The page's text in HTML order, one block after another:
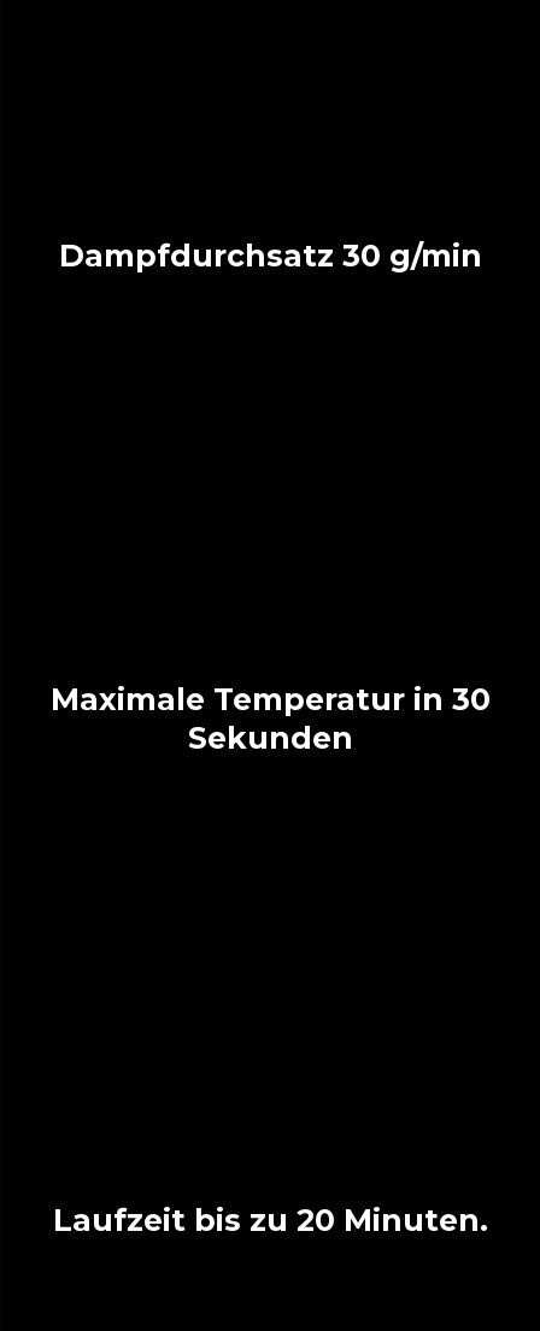
Dampfdurchsatz 30 g/min
Maximale Temperatur in 30
Sekunden
Laufzeit bis zu 20 Minuten.